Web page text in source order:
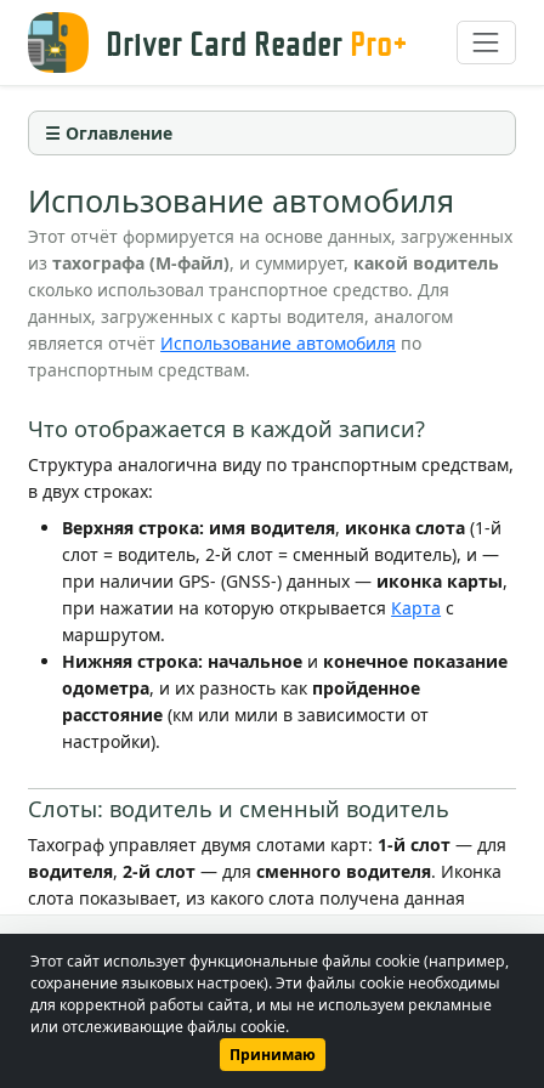
Driver Card Reader Pro+
☰ Оглавление
Использование автомобиля
Этот отчёт формируется на основе данных, загруженных
изтахографа (M-файл), и суммирует, какой водитель
сколько использовал транспортное средство. Для
данных, загруженных с карты водителя, аналогом
является отчёт Использование автомобиля по
транспортным средствам.
Что отображается в каждой записи?
Структура аналогична виду по транспортным средствам,
в двух строках:
Верхняя строка: имя водителя, иконка слота (1-й
слот = водитель, 2-й слот = сменный водитель), и —
при наличии GPS- (GNSS-) данных — иконка карты,
при нажатии на которую открывается Карта с
маршрутом.
Нижняя строка: начальное и конечное показание
одометра, и их разность как пройденное
расстояние (км или мили в зависимости от
настройки).
Слоты: водитель и сменный водитель
Тахограф управляет двумя слотами карт: 1-й слот — для
водителя,2-й слот — длясменного водителя. Иконка
слота показывает, из какого слота получена данная
видно, кто был фактическим водителем в данный
период.
Достоверность.Пройденное расстояние здесь также
рассчитывается по показаниям одометра; если
© 2026 - Lobol Team• lobolteam@gmail.com
Руководство пользователяRegulations
Политика конфиденциальности
Этот сайт использует функциональные файлы cookie (например,
сохранение языковых настроек). Эти файлы cookie необходимы
для корректной работы сайта, и мы не используем рекламные
или отслеживающие файлы cookie.
Принимаю